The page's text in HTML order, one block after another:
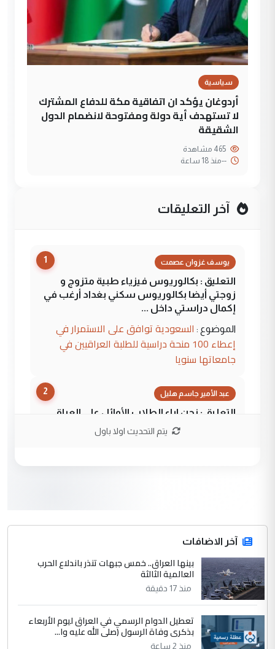
سياسية
أردوغان يؤكد ان اتفاقية مكة للدفاع المشترك
لا تستهدف أية دولة ومفتوحة لانضمام الدول
الشقيقة
--منذ 18 ساعة
آخر التعليقات
1 يوسف غزوان عصمت
التعليق : بكالوريوس فيزياء طبية متزوج و
زوجتي أيضا بكالوريوس سكني بغداد أرغب في
إكمال دراستي داخل ...
الموضوع : السعودية توافق على الاستمرار في
إعطاء 100 منحة دراسية للطلبة العراقيين في
جامعاتها سنويا
2 عبد الأمير جاسم هليل
التعليق : نحن اباء الطلاب الأوائل على العراق
نتشرف بلقاء السيد احمد الصافي في العتبات
التعليق : قرار مستعجل جدا ولامصلحة فيه
للوزاره ولا للمواطن القرار الصائب يكون بعد
الاستماع للمدير ومغرفة ...
الموضوع :
وزير الصحة يعفي مدير مستشفى الكرخ
العام في بغداد
4 سردار
التعليق : واحد من عصابة علي ماما يسقط
يتم التحديث اولا باول
آخر الاضافات
بينها العراق.. خمس جبهات تنذر باندلاع الحرب
العالمية الثالثة
منذ 17 دقيقة
تعطيل الدوام الرسمي في العراق ليوم الأربعاء
بذكرى وفاة الرسول (صلى الله عليه وا...
منذ 2 ساعة